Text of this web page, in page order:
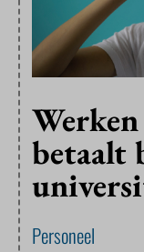
betaalt
Personeel